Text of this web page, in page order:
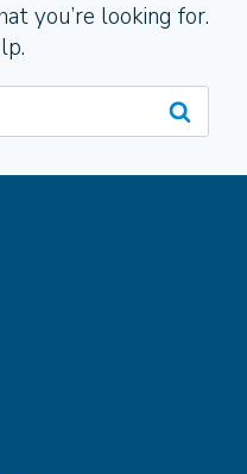
you’re looking for.